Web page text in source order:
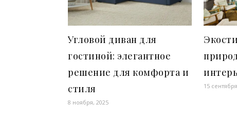
Угловой диван для
гостиной: элегантное
решение для комфорта и
стиля
8 ноября, 2025
15